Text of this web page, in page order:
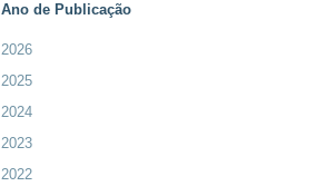
Ano de Publicação
2026
2025
2024
2023
2022